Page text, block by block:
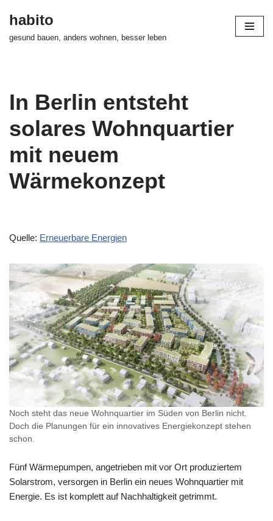
habito
gesund bauen, anders wohnen, besser leben
In Berlin entsteht
solares Wohnquartier
mit neuem
Wärmekonzept
Quelle: Erneuerbare Energien
Noch steht das neue Wohnquartier im Süden von Berlin nicht.
Doch die Planungen für ein innovatives Energiekonzept stehen
schon.
Fünf Wärmepumpen, angetrieben mit vor Ort produziertem
Solarstrom, versorgen in Berlin ein neues Wohnquartier mit
Energie. Es ist komplett auf Nachhaltigkeit getrimmt.